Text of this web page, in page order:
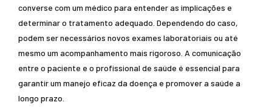
converse com um médico para entender as implicações e
determinar o tratamento adequado. Dependendo do caso,
podem ser necessários novos exames laboratoriais ou até
mesmo um acompanhamento mais rigoroso. A comunicação
entre o paciente e o profissional de saúde é essencial para
garantir um manejo eficaz da doença e promover a saúde a
longo prazo.